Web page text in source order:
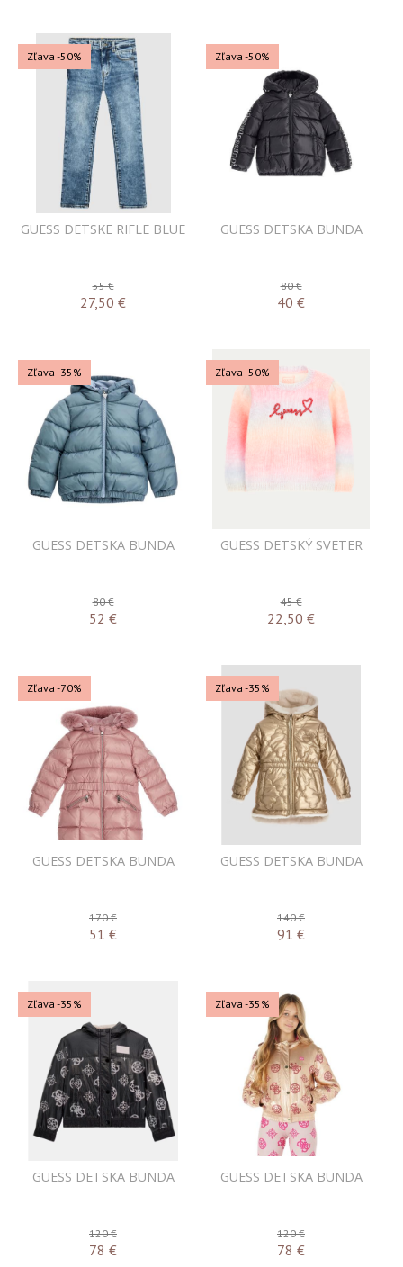
Zľava -50%
GUESS DETSKE RIFLE BLUE
55 €
27,50 €
Zľava -50%
GUESS DETSKA BUNDA
80 €
40 €
Zľava -35%
GUESS DETSKA BUNDA
80 €
52 €
Zľava -50%
GUESS DETSKÝ SVETER
45 €
22,50 €
Zľava -70%
GUESS DETSKA BUNDA
170 €
51 €
Zľava -35%
GUESS DETSKA BUNDA
140 €
91 €
Zľava -35%
GUESS DETSKA BUNDA
120 €
78 €
Zľava -35%
GUESS DETSKA BUNDA
120 €
78 €